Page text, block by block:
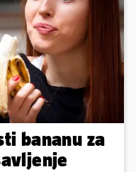
bananu za